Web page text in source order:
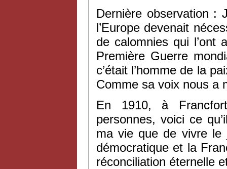
Dernière observation :
l’Europe devenait
de calomnies qui l’ont
Première Guerre
c’était l’homme de la
Comme sa voix nous a
En 1910, à
personnes, voici ce
ma vie que de vivre le
démocratique et la
réconciliation éternelle